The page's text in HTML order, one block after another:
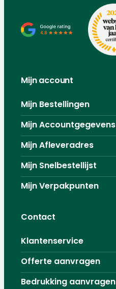
Mijn account
Mijn Bestellingen
Mijn Accountgegevens
Mijn Afleveradres
Mijn Snelbestellijst
Mijn Verpakpunten
Contact
Klantenservice
Offerte aanvragen
Bedrukking aanvragen